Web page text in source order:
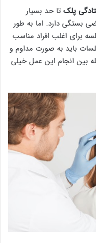
پلک تا حد بسیار
بستگی دارد. اما به طور
نشان داده که بین ۸ تا ۱۲ جلسه برای اغلب افراد مناسب
باید به صورت مداوم و
بین انجام این عمل خیلی